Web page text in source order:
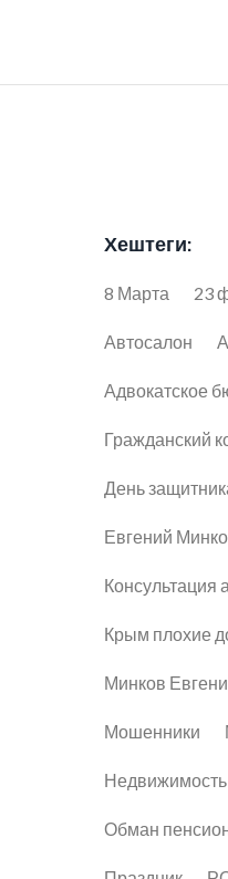
Хештеги:
8 Марта 23
Автосалон
Адвокатское
Гражданский
День
Евгений
Консультация
Крым плохие
Минков
Мошенники
Недвижимость
Обман